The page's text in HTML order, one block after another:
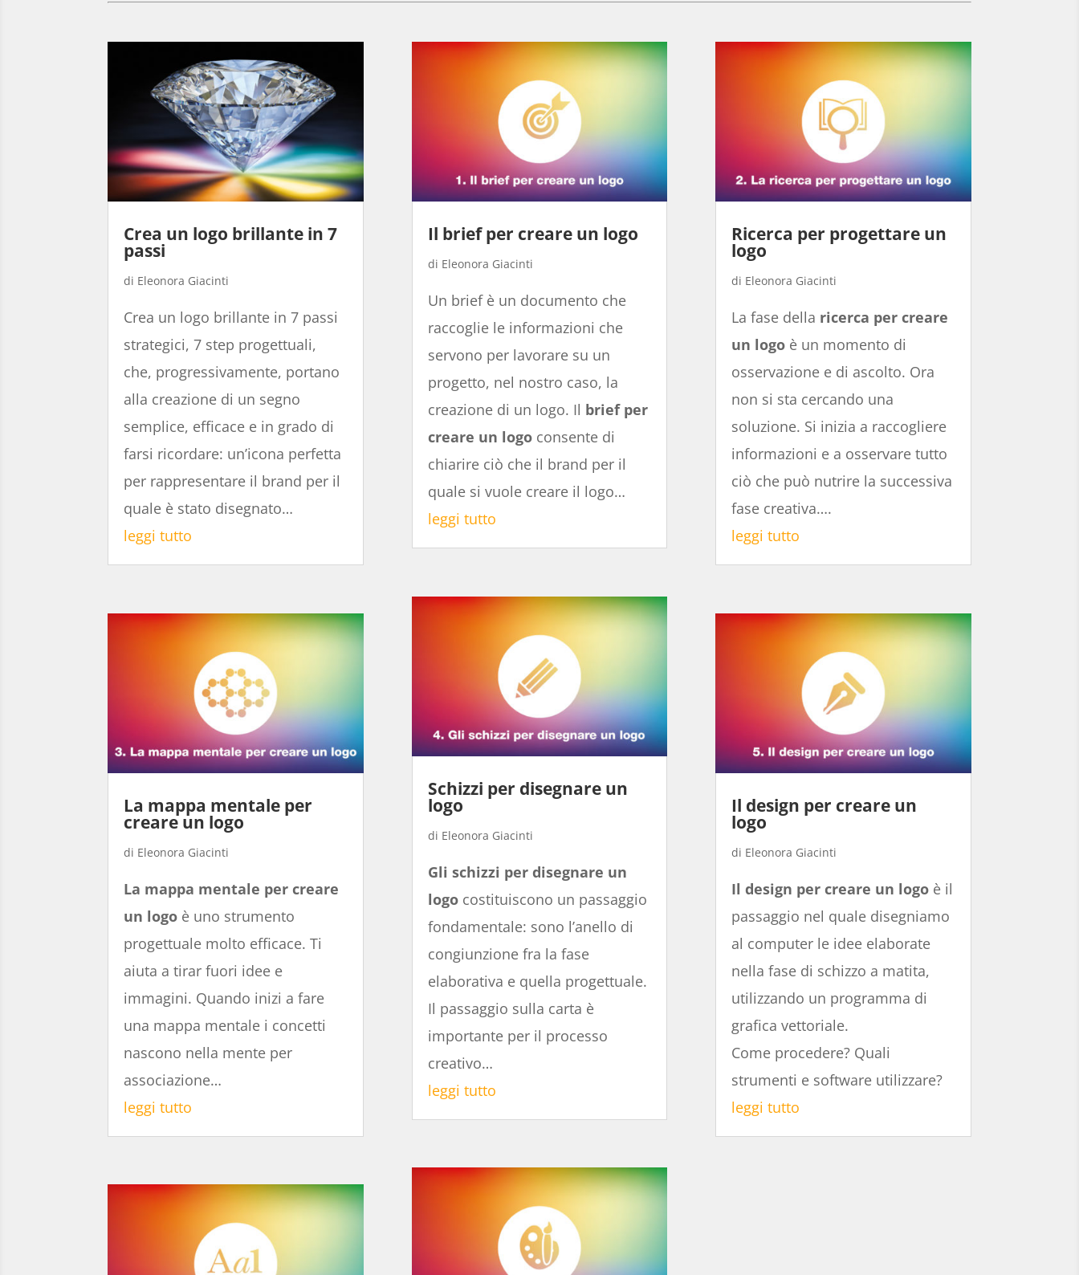
Crea un logo brillante in 7
passi
Eleonora Giacinti
Crea un logo brillante in 7 passi
strategici, 7 step progettuali,
che, progressivamente, portano
alla creazione di un segno
semplice, efficace e in grado di
farsi ricordare: un’icona perfetta
per rappresentare il brand per il
quale è stato disegnato…
leggi tutto
La mappa mentale per
creare un logo
Eleonora Giacinti
La mappa mentale per creare
un logo è uno strumento
progettuale molto efficace. Ti
aiuta a tirar fuori idee e
immagini. Quando inizi a fare
una mappa mentale i concetti
nascono nella mente per
associazione…
leggi tutto
Il brief per creare un logo
Eleonora Giacinti
Un brief è un documento che
raccoglie le informazioni che
servono per lavorare su un
progetto, nel nostro caso, la
creazione di un logo. Il brief per
creare un logoconsente di
chiarire ciò che il brand per il
quale si vuole creare il logo…
leggi tutto
Schizzi per disegnare un
logo
Eleonora Giacinti
Gli schizzi per disegnare un
logocostituiscono un passaggio
fondamentale: sono l’anello di
congiunzione fra la fase
elaborativa e quella progettuale.
Il passaggio sulla carta è
importante per il processo
creativo…
leggi tutto
Ricerca per progettare un
logo
Eleonora Giacinti
La fase della ricerca per creare
un logoè un momento di
osservazione e di ascolto. Ora
non si sta cercando una
soluzione. Si inizia a raccogliere
informazioni e a osservare tutto
ciò che può nutrire la successiva
fase creativa….
leggi tutto
Il design per creare un
logo
Eleonora Giacinti
Il design per creare un logoè il
passaggio nel quale disegniamo
al computer le idee elaborate
nella fase di schizzo a matita,
utilizzando un programma di
grafica vettoriale.
Come procedere? Quali
strumenti e software utilizzare?
leggi tutto